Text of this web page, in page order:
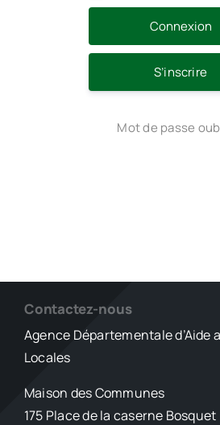
S’inscrire
Mot de passe
Contactez-nous
Agence Départementale d’Aide
Locales
Maison des Communes
175 Place de la caserne Bosquet